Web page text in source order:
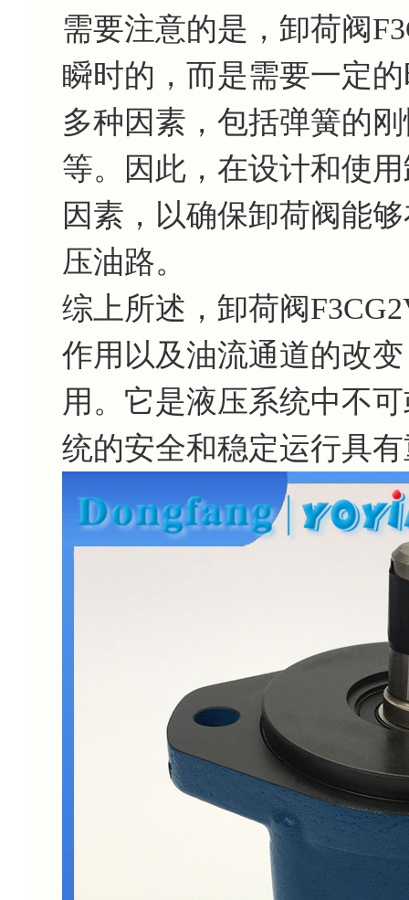
需要注意的是，卸荷阀
瞬时的，而是需要一定
多种因素，包括弹簧的
等。因此，在设计和使
因素，以确保卸荷阀能
压油路。
综上所述，卸荷阀
作用以及油流通道的改
用。它是液压系统中不
统的安全和稳定运行具